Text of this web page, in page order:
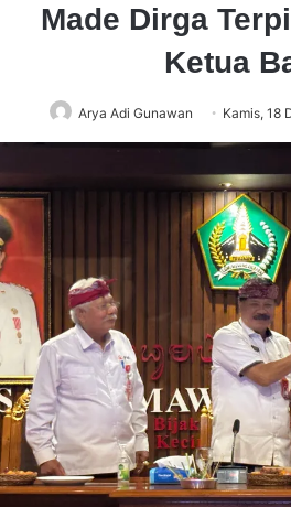
Made Dirga
Ketua
Arya Adi Gunawan Kamis, 18